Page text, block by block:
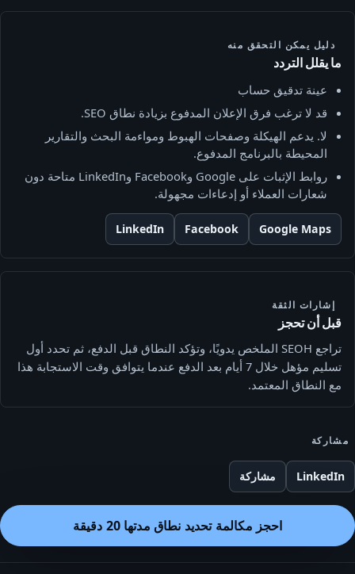
دليل يمكن التحقق منه
ما يقلل التردد
عينة تدقيق حساب
قد لا ترغب فرق الإعلان المدفوع بزيادة نطاق SEO.
لا. يدعم الهيكلة وصفحات الهبوط ومواءمة البحث والتقارير
المحيطة بالبرنامج المدفوع.
روابط الإثبات على Google وFacebook وLinkedIn متاحة دون
شعارات العملاء أو إدعاءات مجهولة.
Google Maps
Facebook
LinkedIn
إشارات الثقة
قبل أن تحجز
تراجع SEOH الملخص يدويًا، وتؤكد النطاق قبل الدفع، ثم تحدد أول
تسليم مؤهل خلال 7 أيام بعد الدفع عندما يتوافق وقت الاستجابة هذا
مع النطاق المعتمد.
مشاركة
LinkedIn مشاركة
احجز مكالمة تحديد نطاق مدتها 20 دقيقة